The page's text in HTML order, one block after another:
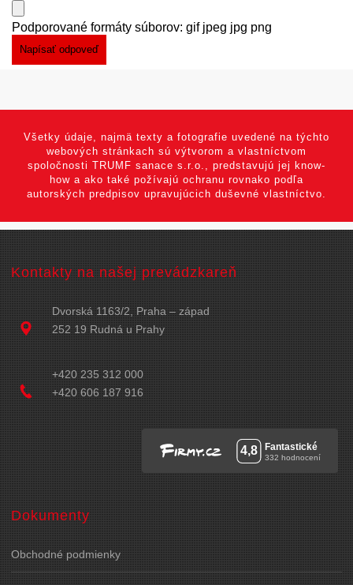
Podporované formáty súborov: gif jpeg jpg png
Všetky údaje, najmä texty a fotografie uvedené na týchto
webových stránkach sú výtvorom a vlastníctvom
spoločnosti TRUMF sanace s.r.o., predstavujú jej know-
how a ako také požívajú ochranu rovnako podľa
autorských predpisov upravujúcich duševné vlastníctvo.
Kontakty na našej prevádzkareň
Dvorská 1163/2, Praha – západ
252 19 Rudná u Prahy
+420 235 312 000
+420 606 187 916
Dokumenty
Obchodné podmienky